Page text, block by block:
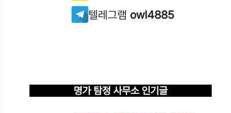
텔레그램 owl4885
명가 탐정 사무소 인기글